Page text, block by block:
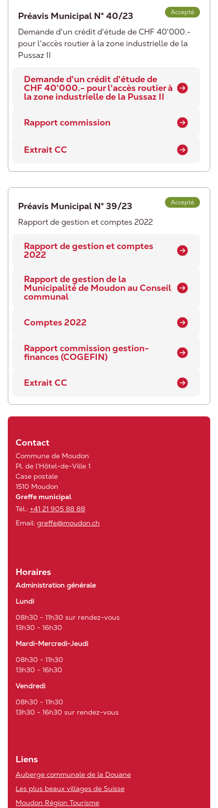
Préavis Municipal N° 40/23 Accepté
Demande d'un crédit d'étude de CHF 40'000.-
pour l'accès routier à la zone industrielle de la
Pussaz II
Demande d'un crédit d'étude de
CHF 40'000.- pour l'accès routier à
la zone industrielle de la Pussaz II
Rapport commission
Extrait CC
Préavis Municipal N° 39/23 Accepté
Rapport de gestion et comptes 2022
Rapport de gestion et comptes
2022
Rapport de gestion de la
Municipalité de Moudon au Conseil
communal
Comptes 2022
Rapport commission gestion-
finances (COGEFIN)
Extrait CC
Contact
Commune de Moudon
Pl. de l'Hôtel-de-Ville 1
Case postale
1510 Moudon
Greffe municipal
Tél.: +41 21 905 88 88
Email: greffe@moudon.ch
Horaires
Administration générale
Lundi
08h30 - 11h30 sur rendez-vous
13h30 - 16h30
Mardi-Mercredi-Jeudi
08h30 - 11h30
13h30 - 16h30
Vendredi
08h30 - 11h30
13h30 - 16h30 sur rendez-vous
Liens
Auberge communale de la Douane
Les plus beaux villages de Suisse
Moudon Région Tourisme